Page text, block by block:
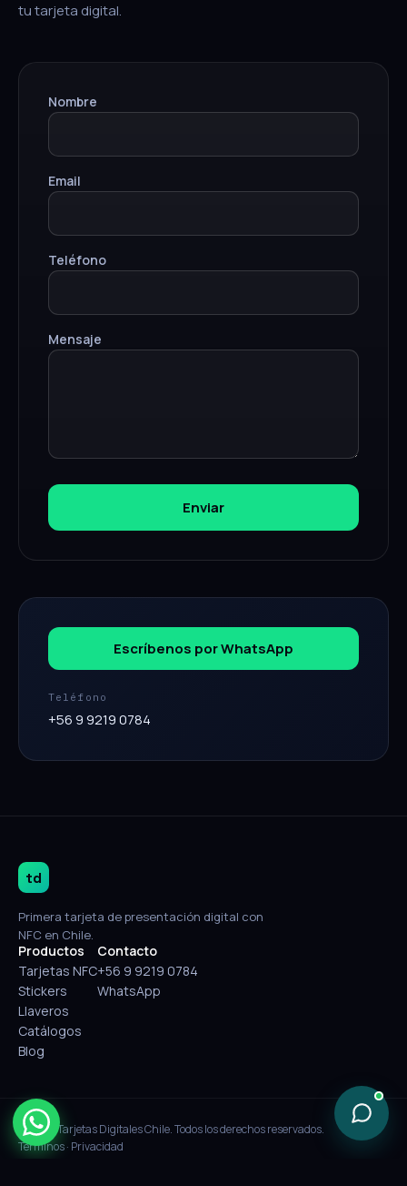
tu tarjeta digital.
Nombre
Email
Teléfono
Mensaje
Enviar
Escríbenos por WhatsApp
Teléfono
+56 9 9219 0784
td
Primera tarjeta de presentación digital con
NFC en Chile.
Productos
Tarjetas NFC
Stickers
Llaveros
Catálogos
Blog
Contacto
+56 9 9219 0784
WhatsApp
© 2026 Tarjetas Digitales Chile. Todos los derechos reservados.
Términos· Privacidad